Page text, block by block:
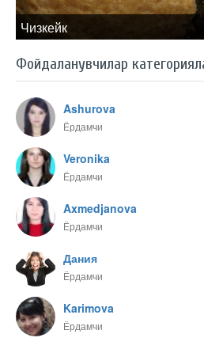
Чизкейк
Фойдаланувчилар
Ashurova
Ёрдамчи
Veronika
Ёрдамчи
Axmedjanova
Ёрдамчи
Дания
Ёрдамчи
Karimova
Ёрдамчи